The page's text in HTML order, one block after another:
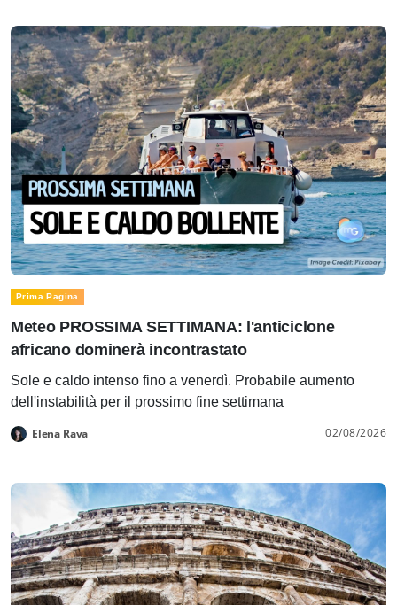
Prima Pagina
Meteo PROSSIMA SETTIMANA: l'anticiclone
africano dominerà incontrastato
Sole e caldo intenso fino a venerdì. Probabile aumento
dell'instabilità per il prossimo fine settimana
Elena Rava 02/08/2026